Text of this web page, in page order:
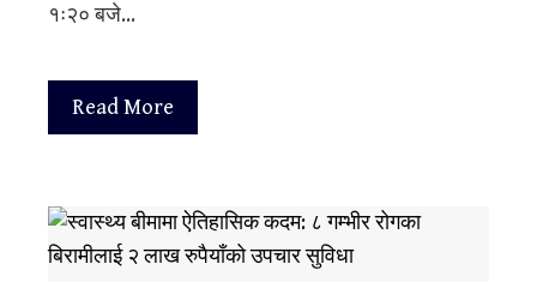
१ः२० बजे…
Read More